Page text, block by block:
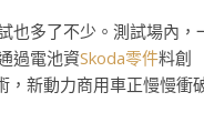
也多了不少。測試場內，
過電池資Skoda零件料創
，新動力商用車正慢慢衝